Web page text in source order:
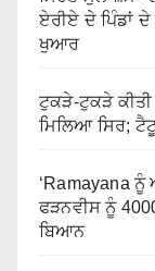
ਏਰੀਏ ਦੇ ਪਿੰਡਾਂ
ਖੁਆਰ
ਟੁਕੜੇ-ਟੁਕੜੇ ਕੀਤੀ
ਮਿਲਿਆ ਸਿਰ;
‘Ramayana
ਫੜਨਵੀਸ ਨੂੰ
ਬਿਆਨ